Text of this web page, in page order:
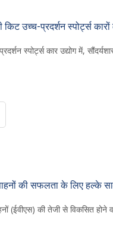
किट उच्च-प्रदर्शन स्पोर्ट्स
स्पोर्ट्स कार उद्योग में,
की सफलता के लिए हल्के
(ईवीएस) की तेजी से विकसित होने